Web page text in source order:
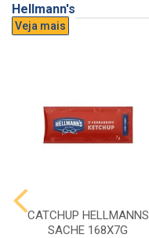
Hellmann's
Veja mais
CATCHUP HELLMANNS
SACHE 168X7G